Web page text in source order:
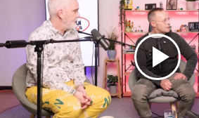
Radiograma
Expreso Bío Bío
Podría Ser Peor
OPINIÓN
PODCAST RADIOGRAMA